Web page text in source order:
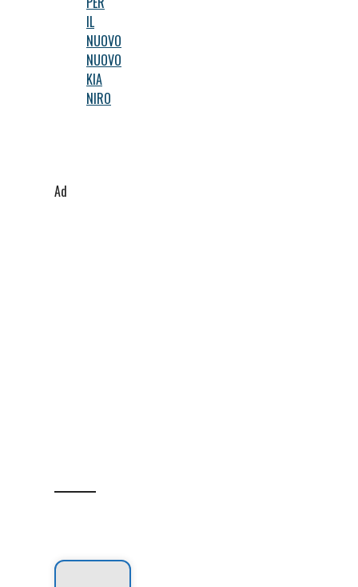
IL
NUOVO
NUOVO
KIA
NIRO
Ad